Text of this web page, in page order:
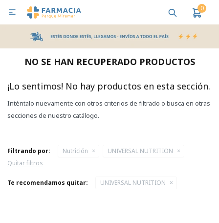
0

NO SE HAN RECUPERADO PRODUCTOS
¡Lo sentimos! No hay productos en esta sección.
Inténtalo nuevamente con otros criterios de filtrado o busca en otras
secciones de nuestro catálogo.
Filtrando por: Nutrición
UNIVERSAL NUTRITION
Quitar filtros
Te recomendamos quitar: UNIVERSAL NUTRITION
MI CUENTA
Bebes y Maternidad Salud
Pañales y Toallitas
Lactancia y Nutrición
Higiene y Bienestar